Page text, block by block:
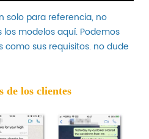
solo para referencia, no
modelos aquí. Podemos
sus requisitos. no dude
de los clientes